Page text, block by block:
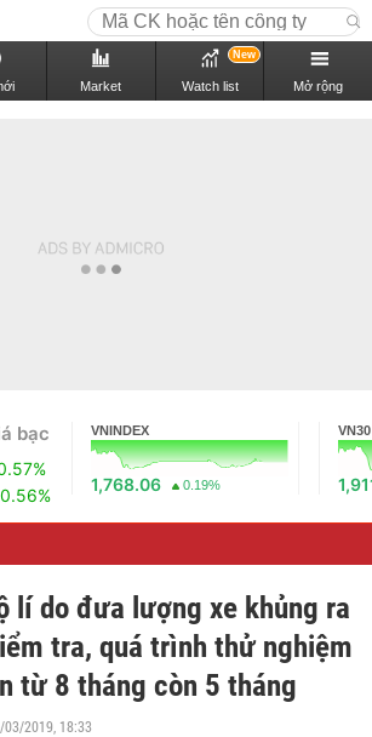
Market Watch list
New
Mở rộng
bạc
0.56%
VNINDEX
1,768.06 0.19%
VN30
lí do đưa lượng xe khủng ra
tra, quá trình thử nghiệm
từ 8 tháng còn 5 tháng
03/2019, 18:33